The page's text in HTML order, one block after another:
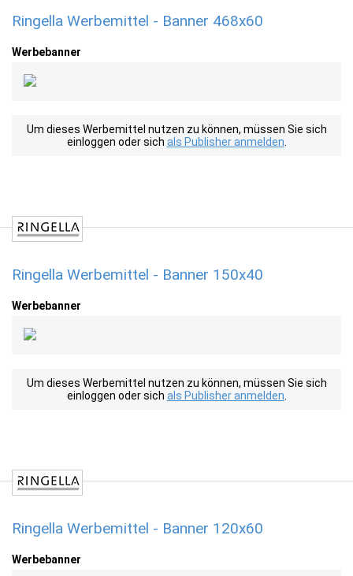
Ringella Werbemittel - Banner 468x60
Werbebanner
Um dieses Werbemittel nutzen zu können, müssen Sie sich
einloggen oder sich als Publisher anmelden
Ringella Werbemittel - Banner 150x40
Werbebanner
Um dieses Werbemittel nutzen zu können, müssen Sie sich
einloggen oder sich als Publisher anmelden
Ringella Werbemittel - Banner 120x60
Werbebanner